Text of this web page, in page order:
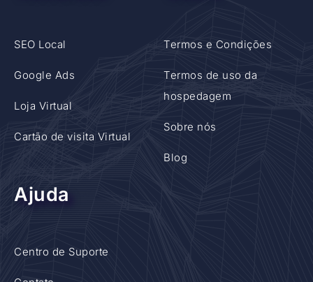
SEO Local
Google Ads
Loja Virtual
Cartão de visita Virtual
Termos e Condições
Termos de uso da
hospedagem
Sobre nós
Blog
Ajuda
Centro de Suporte